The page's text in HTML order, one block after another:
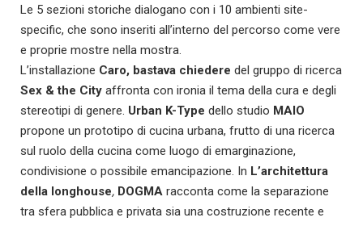
Le 5 sezioni storiche dialogano con i 10 ambienti site-
specific, che sono inseriti all’interno del percorso come vere
e proprie mostre nella mostra.
L’installazione Caro, bastava chiedere del gruppo di ricerca
Sex & the City affronta con ironia il tema della cura e degli
stereotipi di genere. Urban K-Type dello studio MAIO
propone un prototipo di cucina urbana, frutto di una ricerca
sul ruolo della cucina come luogo di emarginazione,
condivisione o possibile emancipazione. In L’architettura
della longhouse, DOGMA racconta come la separazione
tra sfera pubblica e privata sia una costruzione recente e